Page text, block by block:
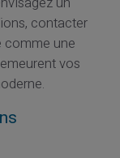
contacter
comme une
vos